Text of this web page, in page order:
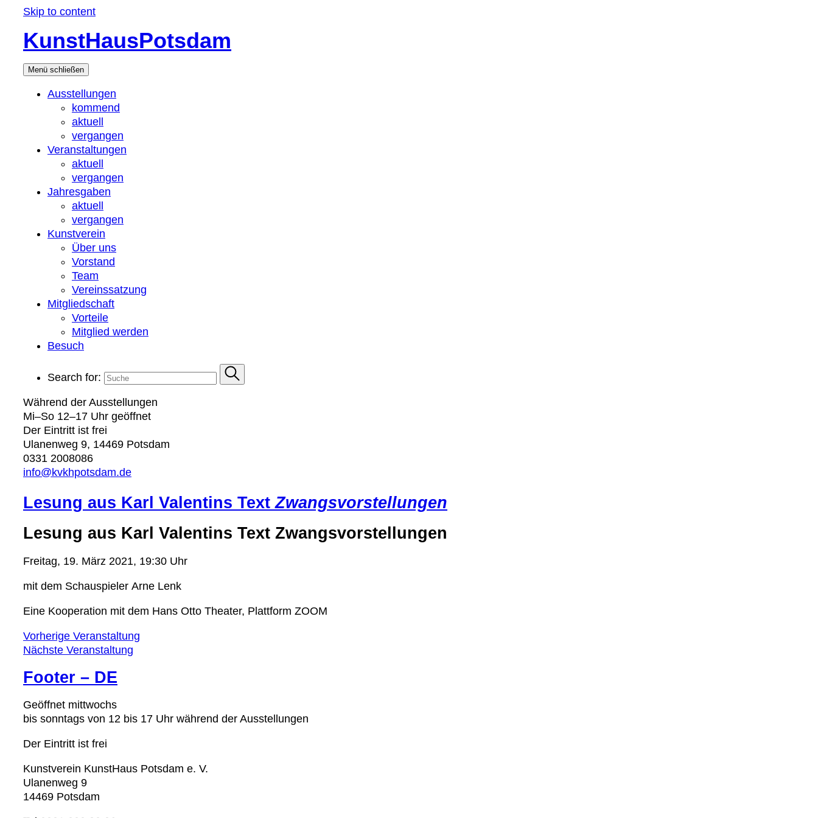
Skip to content
KunstHausPotsdam
Menü schließen
Ausstellungen
kommend
aktuell
vergangen
Veranstaltungen
aktuell
vergangen
Jahresgaben
aktuell
vergangen
Kunstverein
Über uns
Vorstand
Team
Vereinssatzung
Mitgliedschaft
Vorteile
Mitglied werden
Besuch
Search for:
Während der Ausstellungen
Mi–So 12–17 Uhr geöffnet
Der Eintritt ist frei
Ulanenweg 9, 14469 Potsdam
0331 2008086
info@kvkhpotsdam.de
Lesung aus Karl Valentins TextZwangsvorstellungen
Lesung aus Karl Valentins Text Zwangsvorstellungen
Freitag, 19. März 2021, 19:30 Uhr
mit dem Schauspieler Arne Lenk
Eine Kooperation mit dem Hans Otto Theater, Plattform ZOOM
Vorherige Veranstaltung
Nächste Veranstaltung
Footer – DE
Geöffnet mittwochs
bis sonntags von 12 bis 17 Uhr während der Ausstellungen
Der Eintritt ist frei
Kunstverein KunstHaus Potsdam e. V.
Ulanenweg 9
14469 Potsdam